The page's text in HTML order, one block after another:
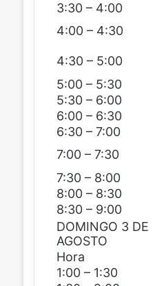
3:30 – 4:00
4:00 – 4:30
4:30 – 5:00
5:00 – 5:30
5:30 – 6:00
6:00 – 6:30
6:30 – 7:00
7:00 – 7:30
7:30 – 8:00
8:00 – 8:30
8:30 – 9:00
DOMINGO 3 DE
AGOSTO
Hora
1:00 – 1:30